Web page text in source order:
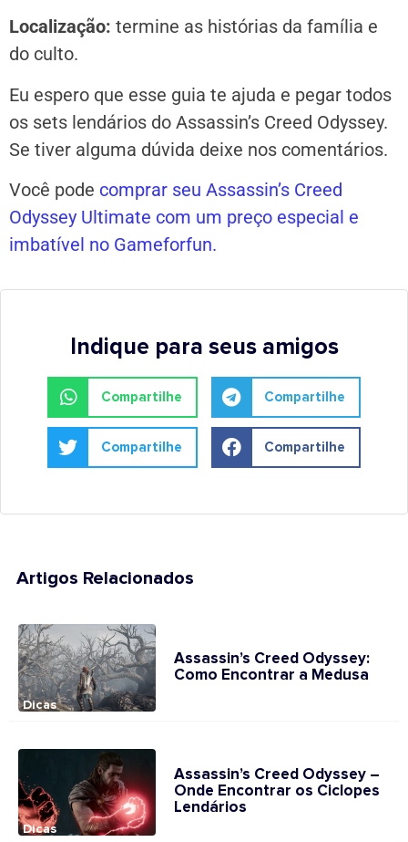
Localização: termine as histórias da família e
do culto.
Eu espero que esse guia te ajuda e pegar todos
os sets lendários do Assassin’s Creed Odyssey.
Se tiver alguma dúvida deixe nos comentários.
Você pode comprar seu Assassin’s Creed
Odyssey Ultimate com um preço especial e
imbatível no Gameforfun.
Indique para seus amigos
Compartilhe Compartilhe
Compartilhe Compartilhe
Artigos Relacionados
Dicas
Assassin’s Creed Odyssey:
Como Encontrar a Medusa
Dicas
Assassin’s Creed Odyssey –
Onde Encontrar os Ciclopes
Lendários